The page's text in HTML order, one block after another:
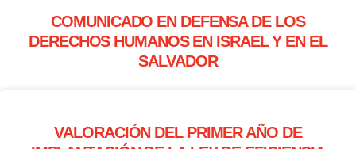
COMUNICADO EN DEFENSA DE LOS
DERECHOS HUMANOS EN ISRAEL Y EN EL
SALVADOR
VALORACIÓN DEL PRIMER AÑO DE